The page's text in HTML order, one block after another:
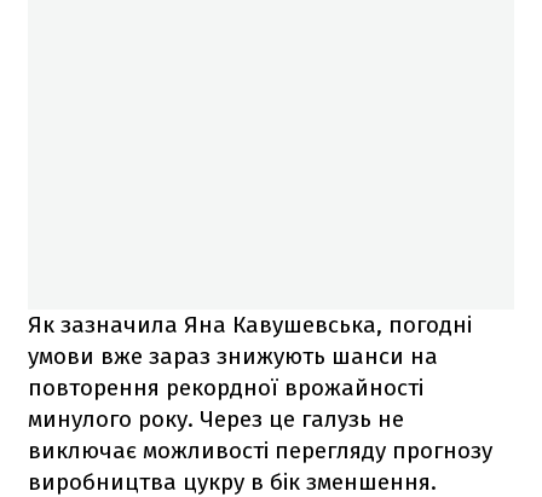
Як зазначила Яна Кавушевська, погодні
умови вже зараз знижують шанси на
повторення рекордної врожайності
минулого року. Через це галузь не
виключає можливості перегляду прогнозу
виробництва цукру в бік зменшення.